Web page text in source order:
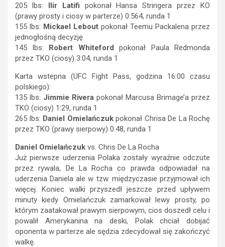
205 lbs: Ilir Latifi pokonał Hansa Stringera przez KO
(prawy prosty i ciosy w parterze) 0:564, runda 1
155 lbs: Mickael Lebout pokonał Teemu Packalena przez
jednogłośną decyzję
145 lbs: Robert Whiteford pokonał Paula Redmonda
przez TKO (ciosy) 3:04, runda 1
Karta wstepna (UFC Fight Pass, godzina 16:00 czasu
polskiego):
135 lbs: Jimmie Rivera pokonał Marcusa Brimage’a przez
TKO (ciosy) 1:29, runda 1
265 lbs: Daniel Omielańczukpokonał Chrisa De La Rochę
przez TKO (prawy sierpowy) 0:48, runda 1
Daniel Omielańczuk vs. Chris De La Rocha
Już pierwsze uderzenia Polaka zostały wyraźnie odczute
przez rywala, De La Rocha co prawda odpowiadał na
uderzenia Daniela ale w tzw. międzyczasie przyjmował ich
więcej. Koniec walki przyszedł jeszcze przed upływem
minuty kiedy Omielańczuk zamarkował lewy prosty, po
którym zaatakował prawym sierpowym, cios doszedł celu i
powalił Amerykanina na deski, Polak chciał dobijać
oponenta w parterze ale sędzia zdecydował się zakończyć
walkę.